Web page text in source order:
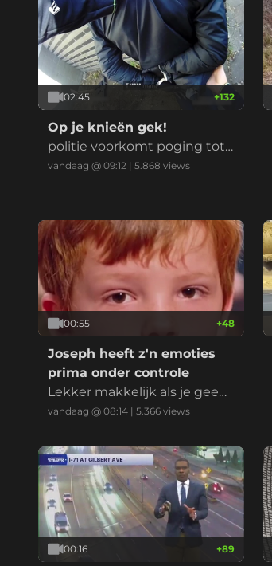
02:45 +132
Op je knieën gek!
politie voorkomt poging tot l
iquidatie, melder is ook geen
vandaag @ 09:12 | 5.868 views
00:55 +48
Joseph heeft z'n emoties
prima onder controle
Lekker makkelijk als je geen
ziel hebt natuurlijk
vandaag @ 08:14 | 5.366 views
00:16 +89